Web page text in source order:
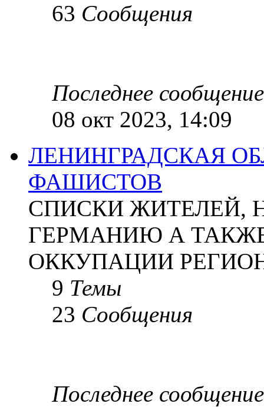
63 Сообщения
Последнее сообщение
08 окт 2023, 14:09
ЛЕНИНГРАДСКАЯ
ФАШИСТОВ
СПИСКИ ЖИТЕЛЕЙ,
ГЕРМАНИЮ А
ОККУПАЦИИ
9 Темы
23 Сообщения
Последнее сообщение